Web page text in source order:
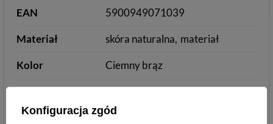
EAN 5900949071039
Materiał skóra naturalna materiał
Kolor Ciemny brąz
Długość w
centymetrach
40.00
Konfiguracja zgód